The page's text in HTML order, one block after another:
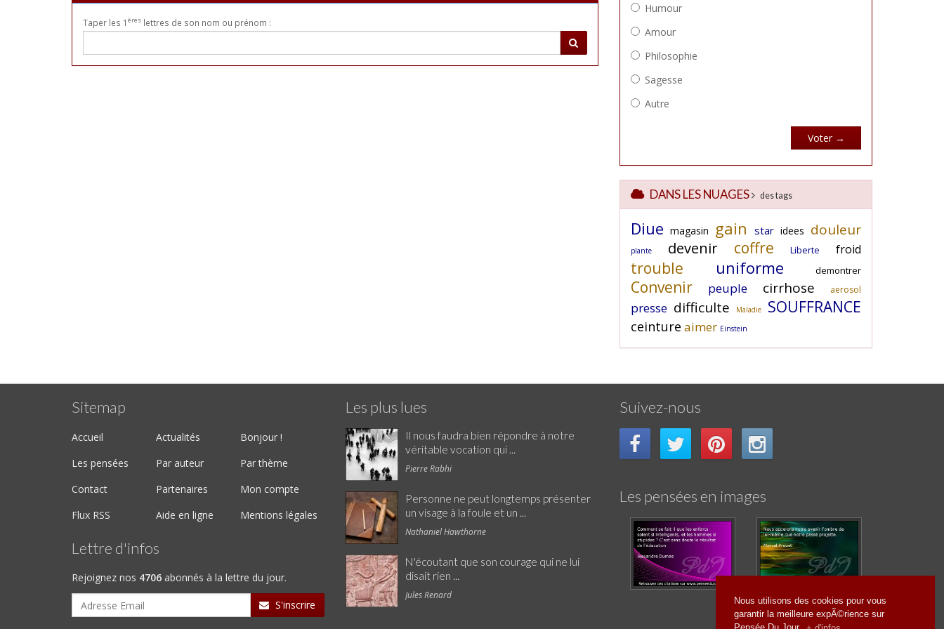
Nous utilisons des cookies pour vous
garantir la meilleure expÃ©rience sur
Taper les 1 ères lettres de son nom ou prénom :
DANS LES NUAGES des tags
Diue magasin gain star idees douleur
plante devenir coffre Liberte froid
trouble uniforme demontrer
Convenir peuple cirrhose aerosol
presse difficulte Maladie SOUFFRANCE
ceinture aimer Einstein
Sitemap
Accueil Actualités
Bonjour !
Les pensées
Par auteur
Par thème
Contact
Partenaires
Mon compte
Flux RSS
Aide en ligne Mentions légales
Lettre d'infos
Rejoignez nos 4706 abonnés à la lettre du jour.
S'inscrire
Les plus lues
Il nous faudra bien répondre à notre
véritable vocation qui ...
Pierre Rabhi
Personne ne peut longtemps présenter
un visage à la foule et un ...
Nathaniel Hawthorne
N'écoutant que son courage qui ne lui
disait rien ...
Jules Renard
Suivez-nous
Les pensées en images